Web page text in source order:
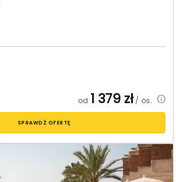
od 1 379 zł/ os.
SPRAWDŹ OFERTĘ